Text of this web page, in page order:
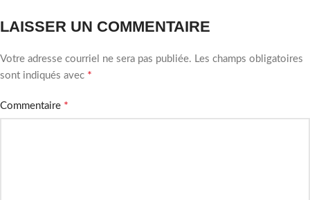
LAISSER UN COMMENTAIRE
Votre adresse courriel ne sera pas publiée. Les champs obligatoires
sont indiqués avec *
Commentaire *